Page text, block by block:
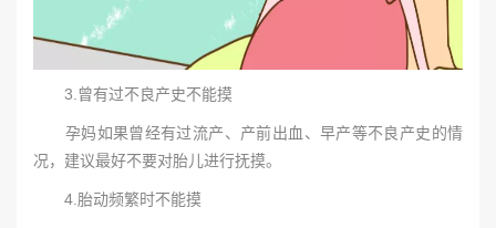
3.曾有过不良产史不能摸
孕妈如果曾经有过流产、产前出血、早产等不良产史的情
况，建议最好不要对胎儿进行抚摸。
4.胎动频繁时不能摸